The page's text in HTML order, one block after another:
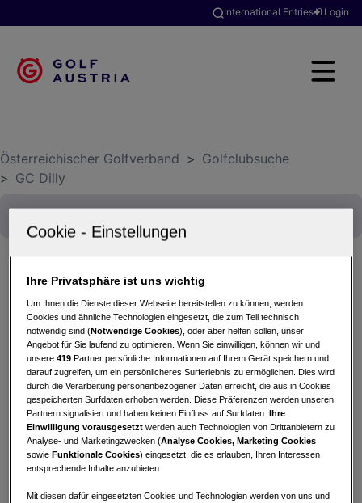
International Entries Login
Österreichischer Golfverband > Golfclubsuche
> GC Dilly
Damenrallye
02.07.2026 - Einzel (Stableford)
GC Dilly
Turnierinfo
Nennliste Startzeiten
Bruttowertung Nettowertung Statistik
Turnierinfo
Downloads
Ihre Privatsphäre ist uns wichtig
Um Ihnen die Dienste dieser Webseite bereitstellen zu können, werden
Cookies und ähnliche Technologien eingesetzt, die zum Teil technisch
notwendig sind (Notwendige Cookies), oder aber helfen sollen, unser
Angebot für Sie laufend zu optimieren. Wenn Sie einwilligen, können wir und
unsere419 Partner persönliche Informationen auf Ihrem Gerät speichern und
darauf zugreifen, um ein persönlicheres Surferlebnis zu ermöglichen. Dies wird
durch die Verarbeitung personenbezogener Daten erreicht, die aus in Cookies
gespeicherten Surfdaten erhoben werden. Diese Präferenzen werden unseren
Partnern signalisiert und haben keinen Einfluss auf Surfdaten.Ihre
Einwilligung vorausgesetzt werden auch Technologien von Drittanbietern zu
Analyse- und Marketingzwecken (Analyse Cookies, Marketing Cookies
sowieFunktionale Cookies) eingesetzt, die es erlauben, Ihren Interessen
entsprechende Inhalte anzubieten.
Mit diesen dafür eingesetzten Cookies und Technologien werden von uns und